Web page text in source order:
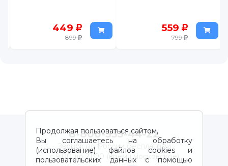
449
899
559
799
Продолжая пользоваться сайтом,
Вы соглашаетесь на обработку
(использование) файлов cookies и
пользовательских данных с помощью
8-800-333-44-22
Звонок по России бесплатный
с 9:00 до 21:00 (время московское)